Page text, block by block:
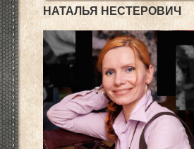
НАТАЛЬЯ НЕСТЕРОВИЧ